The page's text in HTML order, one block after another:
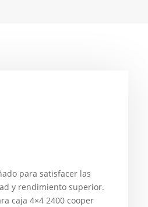
para satisfacer las
y rendimiento superior.
caja 4×4 2400 cooper